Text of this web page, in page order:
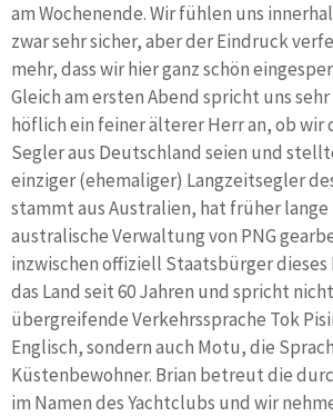
am Wochenende. Wir fühlen uns
zwar sehr sicher, aber der Eindruck
mehr, dass wir hier ganz schön
Gleich am ersten Abend spricht uns
höflich ein feiner älterer Herr an, ob wir
Segler aus Deutschland seien und
einziger (ehemaliger) Langzeitsegler
stammt aus Australien, hat früher
australische Verwaltung von PNG
inzwischen offiziell Staatsbürger dieses
das Land seit 60 Jahren und spricht
übergreifende Verkehrssprache Tok
Englisch, sondern auch Motu, die
Küstenbewohner. Brian betreut die
im Namen des Yachtclubs und wir